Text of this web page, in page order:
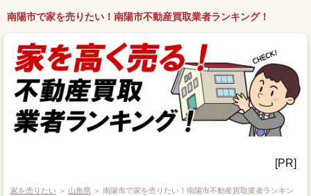
南陽市で家を売りたい！南陽市不動産買取業者ランキング！
[PR]
家を売りたい ＞ 山形県 ＞ 南陽市で家を売りたい！南陽市不動産買取業者ランキン